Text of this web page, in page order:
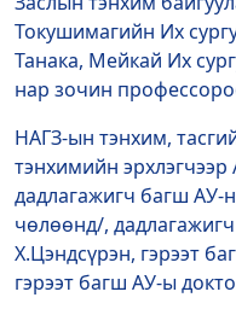
Токушимагийн Их
Танака, Мейкай Их
нар зочин
НАГЗ-ын тэнхим,
тэнхимийн
дадлагажигч багш АУ-
чөлөөнд/,
Х.Цэндсүрэн, гэрээт
гэрээт багш АУ-ы